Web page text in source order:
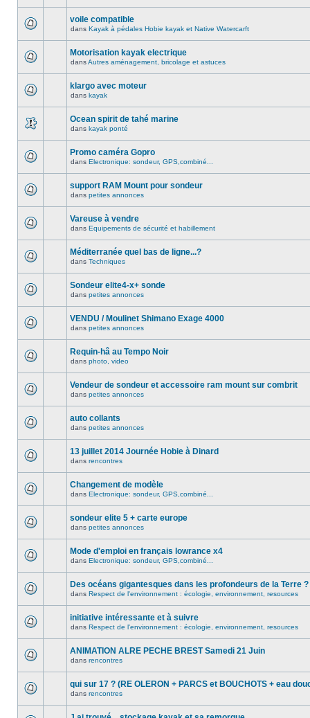
voile compatible
dans Kayak à pédales Hobie kayak et Native Watercarft
Motorisation kayak electrique
dansAutres aménagement, bricolage et astuces
klargo avec moteur
dans kayak
Ocean spirit de tahé marine
dans kayak ponté
Promo caméra Gopro
dans Electronique: sondeur, GPS,combiné...
support RAM Mount pour sondeur
dans petites annonces
Vareuse à vendre
dans Equipements de sécurité et habillement
Méditerranée quel bas de ligne...?
dans Techniques
Sondeur elite4-x+ sonde
dans petites annonces
VENDU / Moulinet Shimano Exage 4000
dans petites annonces
Requin-hâ au Tempo Noir
dans photo, video
Vendeur de sondeur et accessoire ram mount sur combrit
dans petites annonces
auto collants
dans petites annonces
13 juillet 2014 Journée Hobie à Dinard
dans rencontres
Changement de modèle
dans Electronique: sondeur, GPS,combiné...
sondeur elite 5 + carte europe
dans petites annonces
Mode d'emploi en français lowrance x4
dans Electronique: sondeur, GPS,combiné...
Des océans gigantesques dans les profondeurs de la Terre ?
dans Respect de l'environnement : écologie, environnement, resources
initiative intéressante et à suivre
dans Respect de l'environnement : écologie, environnement, resources
ANIMATION ALRE PECHE BREST Samedi 21 Juin
dans rencontres
qui sur 17 ? (RE OLERON + PARCS et BOUCHOTS + eau
dans rencontres